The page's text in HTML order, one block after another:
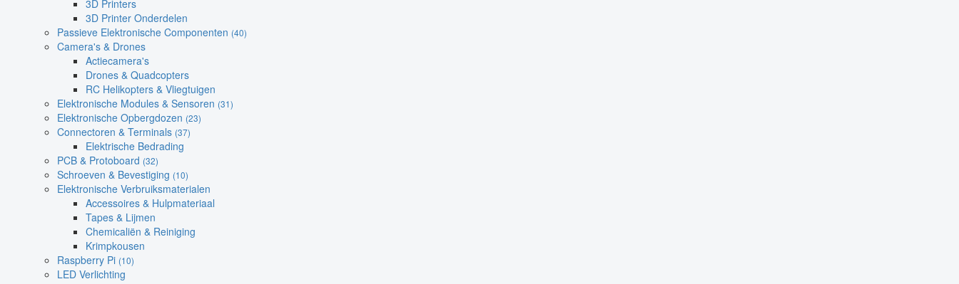
3D Printers
3D Printer Onderdelen
Passieve Elektronische Componenten (40)
Camera's & Drones
Actiecamera's
Drones & Quadcopters
RC Helikopters & Vliegtuigen
Elektronische Modules & Sensoren (31)
Elektronische Opbergdozen (23)
Connectoren & Terminals (37)
Elektrische Bedrading
PCB & Protoboard (32)
Schroeven & Bevestiging (10)
Elektronische Verbruiksmaterialen
Accessoires & Hulpmateriaal
Tapes & Lijmen
Chemicaliën & Reiniging
Krimpkousen
Raspberry Pi (10)
LED Verlichting